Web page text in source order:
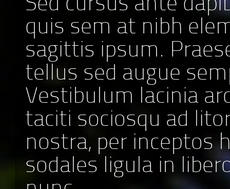
Sed cursus ante
quis sem at nibh
sagittis ipsum.
tellus sed augue
Vestibulum lacinia
taciti sociosqu ad
nostra, per inceptos
sodales ligula in